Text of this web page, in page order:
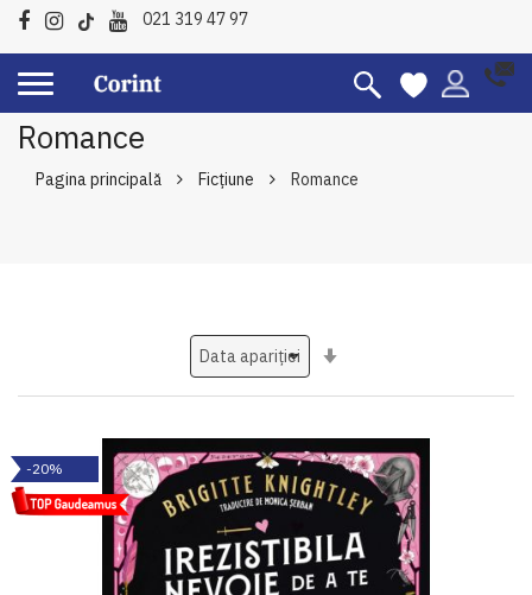
021 319 47 97
Romance
Pagina principală Ficțiune Romance
-20%